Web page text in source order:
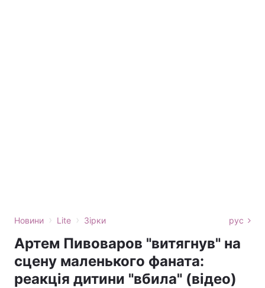
Новини › Lite › Зірки рус
Артем Пивоваров "витягнув" на
сцену маленького фаната:
реакція дитини "вбила" (відео)